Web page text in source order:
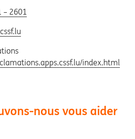
– 2601
index.html
nous vous aider